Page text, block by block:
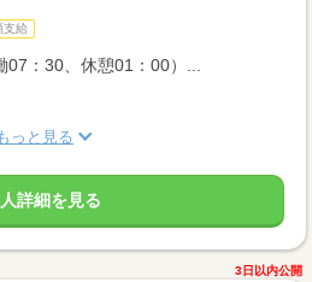
支給
07：30、休憩01：00）...
っと見る
詳細を見る
3日以内公開